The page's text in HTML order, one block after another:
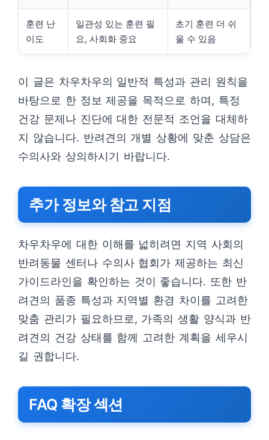
훈련 난
이도
일관성 있는 훈련 필
요, 사회화 중요
초기 훈련 더 쉬
울 수 있음
이 글은 차우차우의 일반적 특성과 관리 원칙을
바탕으로 한 정보 제공을 목적으로 하며, 특정
건강 문제나 진단에 대한 전문적 조언을 대체하
지 않습니다. 반려견의 개별 상황에 맞춘 상담은
수의사와 상의하시기 바랍니다.
추가 정보와 참고 지점
차우차우에 대한 이해를 넓히려면 지역 사회의
반려동물 센터나 수의사 협회가 제공하는 최신
가이드라인을 확인하는 것이 좋습니다. 또한 반
려견의 품종 특성과 지역별 환경 차이를 고려한
맞춤 관리가 필요하므로, 가족의 생활 양식과 반
려견의 건강 상태를 함께 고려한 계획을 세우시
길 권합니다.
FAQ 확장 섹션